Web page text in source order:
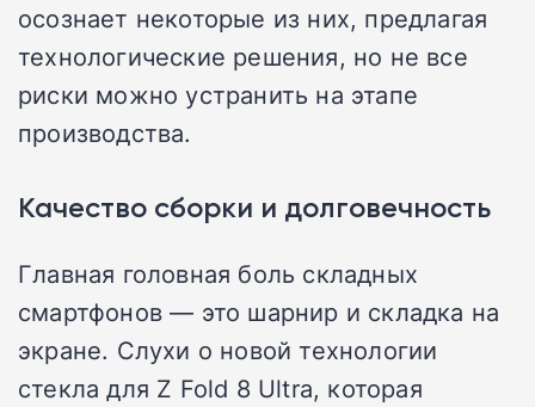
осознает некоторые из них, предлагая
технологические решения, но не все
риски можно устранить на этапе
производства.
Качество сборки и долговечность
Главная головная боль складных
смартфонов — это шарнир и складка на
экране. Слухи о новой технологии
стекла для Z Fold 8 Ultra, которая